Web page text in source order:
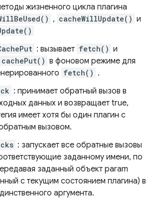
жизненного цикла плагина
, cacheWillUpdate() и
: вызывает fetch() и
cachePut() в фоновом режиме для
fetch() .
: принимает обратный вызов в
данных и возвращает true,
имеет хотя бы один плагин с
вызовом.
: запускает все обратные вызовы
заданному имени, по
заданный объект param
с текущим состоянием плагина) в
аргумента.